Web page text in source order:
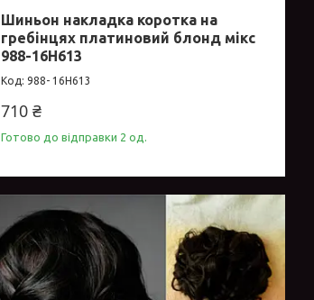
Шиньон накладка коротка на
гребінцях платиновий блонд мікс
988-16Н613
988- 16Н613
710 ₴
Готово до відправки 2 од.